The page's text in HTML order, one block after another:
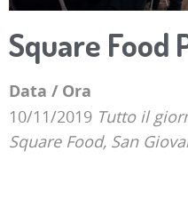
Square Food
Data / Ora
10/11/2019 Tutto il
Square Food, San